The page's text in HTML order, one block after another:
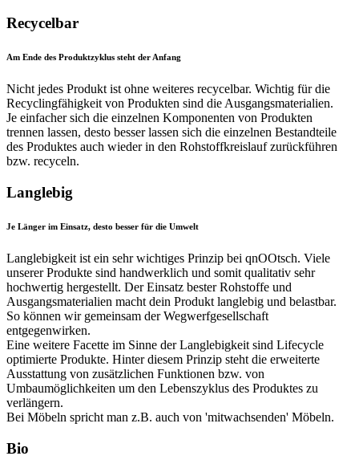
Recycelbar
Am Ende des Produktzyklus steht der Anfang
Nicht jedes Produkt ist ohne weiteres recycelbar. Wichtig für die
Recyclingfähigkeit von Produkten sind die Ausgangsmaterialien.
Je einfacher sich die einzelnen Komponenten von Produkten
trennen lassen, desto besser lassen sich die einzelnen Bestandteile
des Produktes auch wieder in den Rohstoffkreislauf zurückführen
bzw. recyceln.
Langlebig
Je Länger im Einsatz, desto besser für die Umwelt
Langlebigkeit ist ein sehr wichtiges Prinzip bei qnOOtsch. Viele
unserer Produkte sind handwerklich und somit qualitativ sehr
hochwertig hergestellt. Der Einsatz bester Rohstoffe und
Ausgangsmaterialien macht dein Produkt langlebig und belastbar.
So können wir gemeinsam der Wegwerfgesellschaft
entgegenwirken.
Eine weitere Facette im Sinne der Langlebigkeit sind Lifecycle
optimierte Produkte. Hinter diesem Prinzip steht die erweiterte
Ausstattung von zusätzlichen Funktionen bzw. von
Umbaumöglichkeiten um den Lebenszyklus des Produktes zu
verlängern.
Bei Möbeln spricht man z.B. auch von 'mitwachsenden' Möbeln.
Bio